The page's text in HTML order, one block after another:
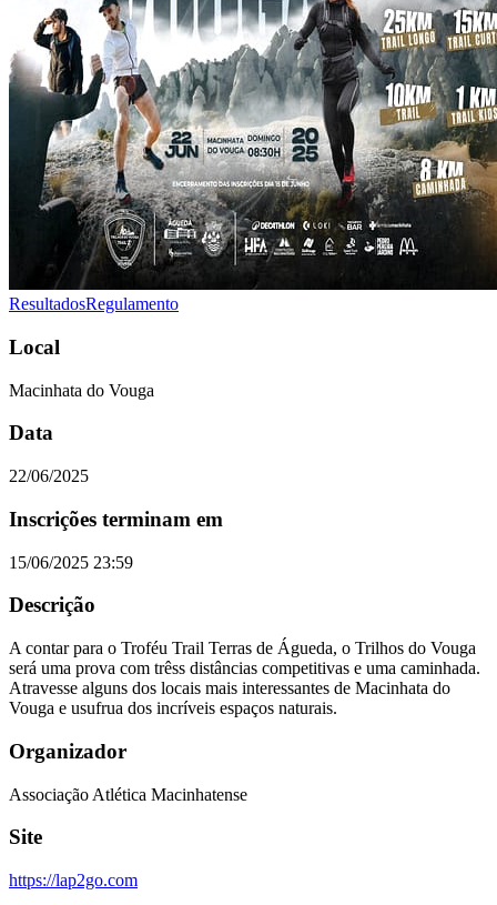
ResultadosRegulamento
Local
Macinhata do Vouga
Data
22/06/2025
Inscrições terminam em
15/06/2025 23:59
Descrição
A contar para o Troféu Trail Terras de Águeda, o Trilhos do Vouga
será uma prova com trêss distâncias competitivas e uma caminhada.
Atravesse alguns dos locais mais interessantes de Macinhata do
Vouga e usufrua dos incríveis espaços naturais.
Organizador
Associação Atlética Macinhatense
Site
https://lap2go.com